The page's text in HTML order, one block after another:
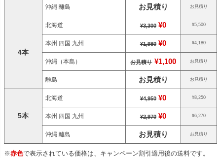
沖縄 離島 お見積り お見積り
4本
北海道 ¥3,300 ¥0 ¥5,500
本州 四国 九州 ¥1,980 ¥0 ¥4,180
沖縄（本島） お見積り ¥1,100 お見積り
離島 お見積り お見積り
5本
北海道 ¥4,950 ¥0 ¥8,250
本州 四国 九州 ¥2,970 ¥0 ¥6,270
沖縄 離島 お見積り お見積り
※赤色で表示されている価格は、キャンペーン割引適用後の送料です。